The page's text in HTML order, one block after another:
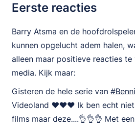
Eerste reacties
Barry Atsma en de
kunnen opgelucht adem halen,
alleen maar positieve reacties
media. Kijk maar:
Gisteren de hele serie van
Videoland ♥️♥️♥️ Ik ben echt niet
films maar deze....👌👌👌 Met